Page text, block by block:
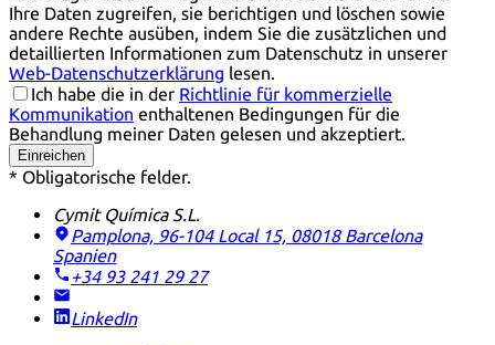
Ihre Daten zugreifen, sie berichtigen und löschen sowie
andere Rechte ausüben, indem Sie die zusätzlichen und
detaillierten Informationen zum Datenschutz in unserer
Web-Datenschutzerklärung lesen.
Ich habe die in der Richtlinie für kommerzielle
Kommunikation enthaltenen Bedingungen für die
Behandlung meiner Daten gelesen und akzeptiert.
Einreichen
* Obligatorische felder.
Cymit Química S.L.
Pamplona, 96-104 Local 15, 08018 Barcelona
Spanien
+34 93 241 29 27
LinkedIn